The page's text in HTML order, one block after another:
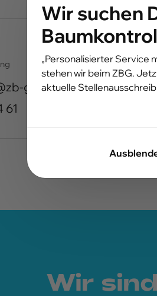
61
Wir
Wir suchen
„Personalisierter Service
stehen wir beim ZBG.
aktuelle